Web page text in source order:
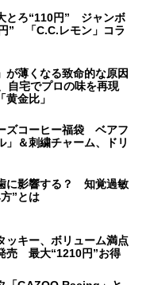
とろ“110円” ジャンボ
” 「C.C.レモン」コラ
が薄くなる致命的な原因
自宅でプロの味を再現
金比」
ズコーヒー福袋 ベアフ
」＆刺繍チャーム、ドリ
に影響する？ 知覚過敏
”とは
ッキー、ボリューム満点
売 最大“1210円”お得